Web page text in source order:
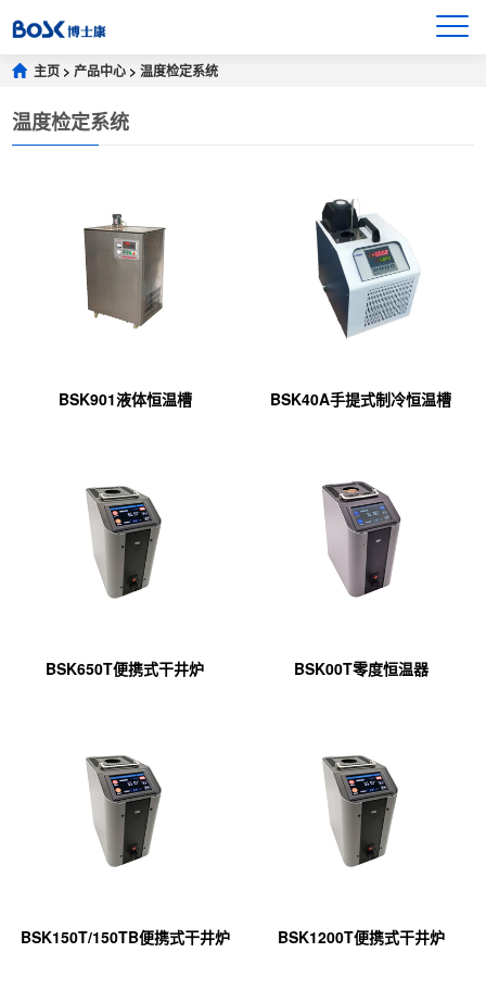
主页 >产品中心 >温度检定系统
温度检定系统
BSK901液体恒温槽 BSK40A手提式制冷恒温槽
BSK650T便携式干井炉 BSK00T零度恒温器
BSK150T/150TB便携式干井炉 BSK1200T便携式干井炉